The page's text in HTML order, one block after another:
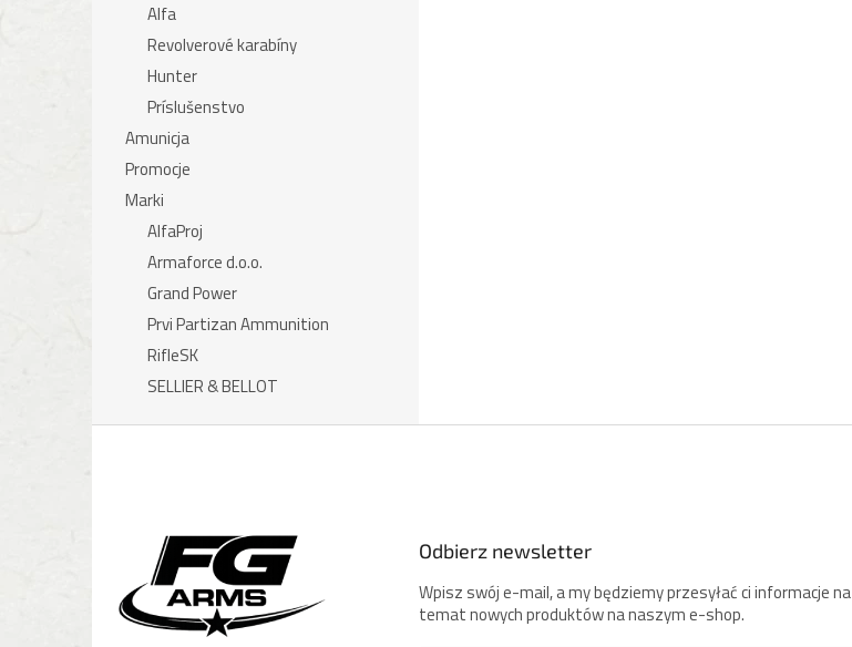
Alfa
Revolverové karabíny
Hunter
Príslušenstvo
Amunicja
Promocje
Marki
AlfaProj
Armaforce d.o.o.
Grand Power
Prvi Partizan Ammunition
RifleSK
SELLIER & BELLOT
Odbierz newsletter
Wpisz swój e-mail, a my będziemy przesyłać ci informacje na
temat nowych produktów na naszym e-shop.